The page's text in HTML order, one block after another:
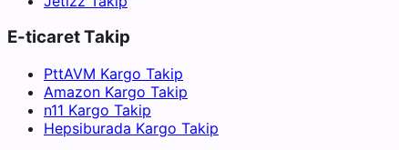
E-ticaret Takip
PttAVM Kargo Takip
Amazon Kargo Takip
n11 Kargo Takip
Hepsiburada Kargo Takip